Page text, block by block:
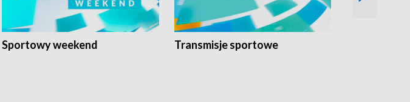
Sportowy weekend Transmisje sportowe